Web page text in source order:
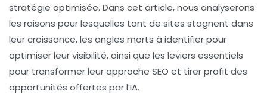
stratégie optimisée. Dans cet article, nous analyserons
les raisons pour lesquelles tant de sites stagnent dans
leur croissance, les angles morts à identifier pour
optimiser leur visibilité, ainsi que les leviers essentiels
pour transformer leur approche SEO et tirer profit des
opportunités offertes par l’IA.